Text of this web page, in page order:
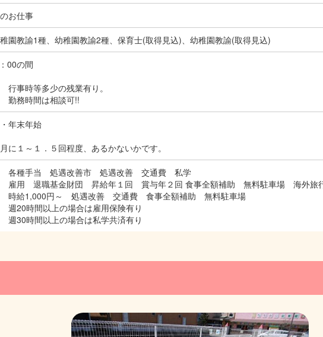
お仕事
園教諭1種、幼稚園教諭2種、保育士(取得見込)、幼稚園教諭(取得見込)
00の間
時等多少の残業有り。
務時間は相談可!!
年末年始
に１～１．５回程度、あるかないかです。
種手当 処遇改善市 処遇改善 交通費 私学
用 退職基金財団 昇給年１回 賞与年２回 食事全額補助 無料駐車場 海外旅
給1,000円～ 処遇改善 交通費 食事全額補助 無料駐車場
以上の場合は雇用保険有り
以上の場合は私学共済有り